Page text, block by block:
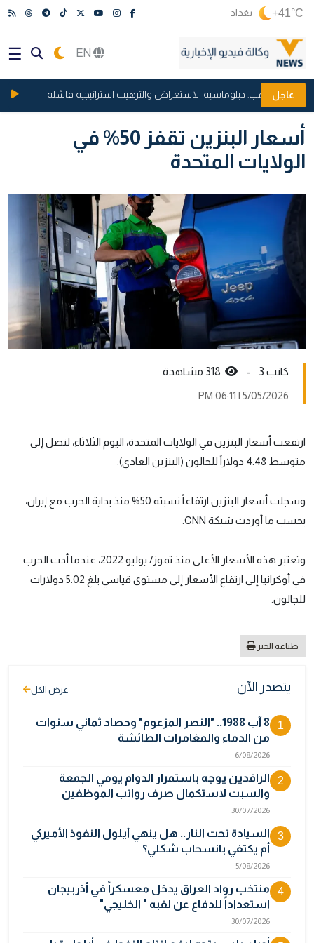
+41°C بغداد
عاجل
ترامب: دبلوماسية الاستعراض والترهيب استراتيجية فاشلة
أسعار البنزين تقفز 50% في
الولايات المتحدة
كاتب 3 -
5/05/2026 | 06:11 PM
ارتفعت أسعار البنزين في الولايات المتحدة، اليوم الثلاثاء، لتصل إلى
متوسط 4.48 دولاراً للجالون (البنزين العادي).
وسجلت أسعار البنزين ارتفاعاً نسبته 50% منذ بداية الحرب مع إيران،
بحسب ما أوردت شبكة CNN.
وتعتبر هذه الأسعار الأعلى منذ تموز/ يوليو 2022، عندما أدت الحرب
في أوكرانيا إلى ارتفاع الأسعار إلى مستوى قياسي بلغ 5.02 دولارات
للجالون.
طباعة الخبر
يتصدر الآن عرض الكل
1
8 آب 1988.. "النصر المزعوم" وحصاد ثماني سنوات
من الدماء والمغامرات الطائشة
6/08/2026
2
الرافدين يوجه باستمرار الدوام يومي الجمعة
والسبت لاستكمال صرف رواتب الموظفين
30/07/2026
3
السيادة تحت النار.. هل ينهي أيلول النفوذ الأميركي
أم يكتفي بانسحاب شكلي؟
5/08/2026
4
منتخب رواد العراق يدخل معسكراً في أذربيجان
استعداداً للدفاع عن لقبه " الخليجي"
30/07/2026